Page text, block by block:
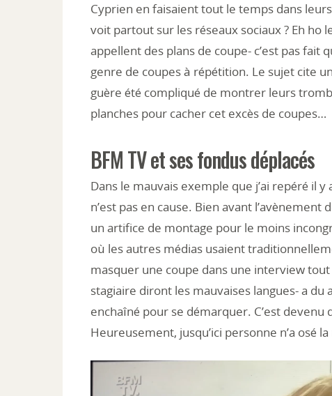
Cyprien en faisaient tout le temps dans
voit partout sur les réseaux sociaux ? Eh ho
appellent des plans de coupe- c’est pas
genre de coupes à répétition. Le sujet cite
guère été compliqué de montrer leurs
planches pour cacher cet excès de coupes…
BFM TV et ses fondus déplacés
Dans le mauvais exemple que j’ai repéré il
n’est pas en cause. Bien avant
un artifice de montage pour le moins
où les autres médias usaient
masquer une coupe dans une interview tout
stagiaire diront les mauvaises langues- a
enchaîné pour se démarquer. C’est
Heureusement, jusqu’ici personne n’a osé
vidéo